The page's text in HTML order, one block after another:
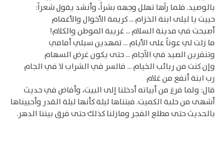
بالوصيد. فلما رآها تهلل وجهه بشراً، وأنشد يقول شعراً:
حييت يا ليلى ابنة الخزام ... كريمة الأخوال والأعمام
أصبحت في مدينة السلام ... غريبة الموطن والكلام!
ما زلت لي عوناً على الأيام ... تمهدين سبلي أمامي
وتنفرين الصيد في الآجام ... حتى يكون غرض السهام
وإن كنت من ربائب الخيام ... فالسر في الشراب لا في الجام
رب ابنة أنفع من غلام
قال: ولما فرغ من أبياته أدخلنا إلى البيت، وأفاض في حديث
أشهى من حلبة الكميت. فبتناها ليلة كأنها ليلة القدر وأحييناها
بالحديث حتى مطلع الفجر ومازلنا كذلك حتى فرق بيننا الدهر.